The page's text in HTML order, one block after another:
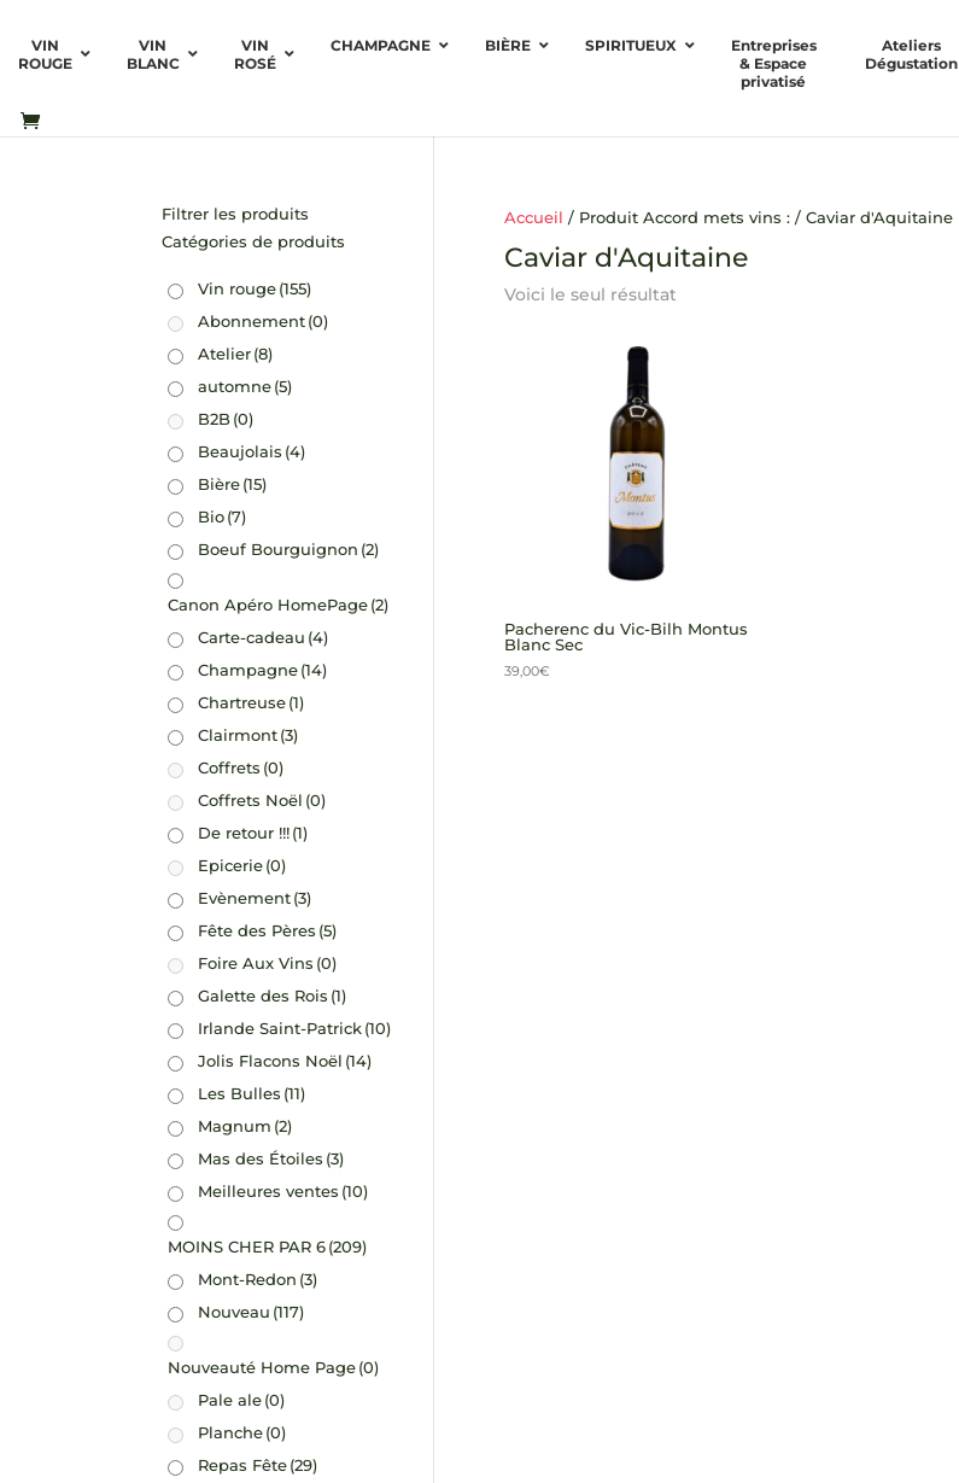
VIN
ROUGE
VIN
BLANC
VIN
ROSÉ
CHAMPAGNE BIÈRE SPIRITUEUX
Entreprises
& Espace
privatisé
Ateliers
Dégustation
Accueil / Produit Accord mets vins : / Caviar d'Aquitaine
Caviar d'Aquitaine
Voici le seul résultat
Pacherenc du Vic-Bilh Montus
Blanc Sec
39,00€
Filtrer les produits
Catégories de produits
Vin rouge(155)
Abonnement(0)
Atelier(8)
automne(5)
B2B(0)
Beaujolais (4)
Bière(15)
Bio(7)
Boeuf Bourguignon (2)
Canon Apéro HomePage(2)
Carte-cadeau (4)
Champagne(14)
Chartreuse(1)
Clairmont(3)
Coffrets (0)
Coffrets Noël (0)
De retour !!!(1)
Epicerie(0)
Evènement(3)
Fête des Pères (5)
Foire Aux Vins (0)
Galette des Rois (1)
Irlande Saint-Patrick(10)
Jolis Flacons Noël (14)
Les Bulles (11)
Magnum (2)
Mas des Étoiles (3)
Meilleures ventes (10)
MOINS CHER PAR 6(209)
Mont-Redon (3)
Nouveau (117)
Nouveauté Home Page(0)
Pale ale(0)
Planche(0)
Repas Fête(29)